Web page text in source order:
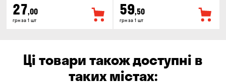
27,00
грн за 1 шт
59,50
грн за 1 шт
Ці товари також доступні в
таких містах: